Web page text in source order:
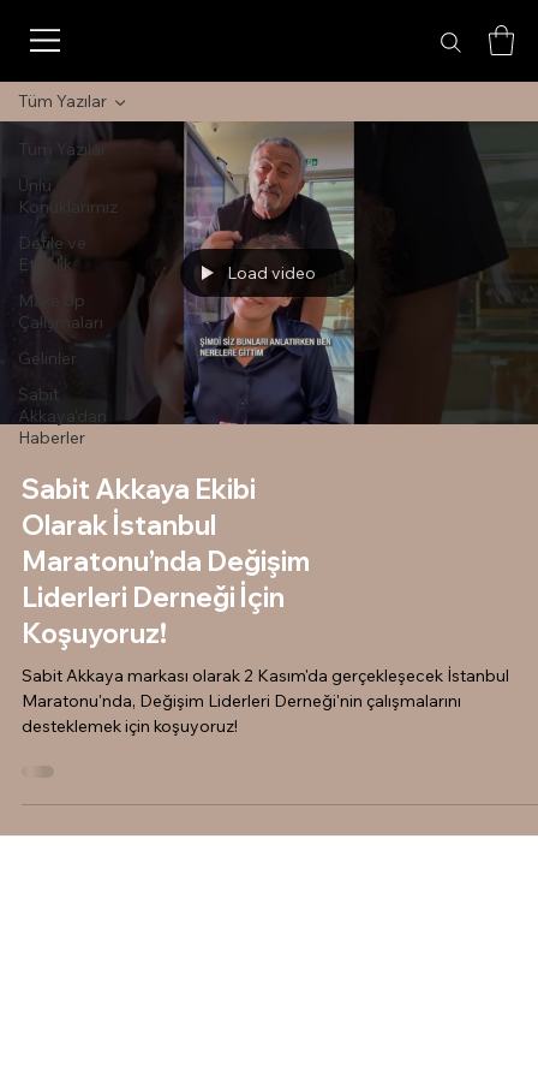
Tüm Yazılar
Ünlü
Konuklarımız
Defile ve
Etkinlik
Make Up
Çalışmaları
Gelinler
Sabit
Akkaya'dan
Haberler
Tüm Yazılar
Load video
Sabit Akkaya Ekibi
Olarak İstanbul
Maratonu’nda Değişim
Liderleri Derneği İçin
Koşuyoruz!
Sabit Akkaya markası olarak 2 Kasım'da gerçekleşecek İstanbul
Maratonu'nda, Değişim Liderleri Derneği'nin çalışmalarını
desteklemek için koşuyoruz!